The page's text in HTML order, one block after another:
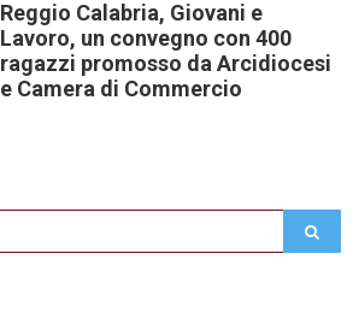
Reggio Calabria, Giovani e
Lavoro, un convegno con 400
ragazzi promosso da Arcidiocesi
e Camera di Commercio